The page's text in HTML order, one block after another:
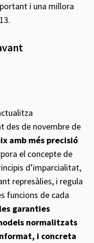
i una millora
des de novembre de
amb més precisió
el concepte de
d’imparcialitat,
represàlies, i regula
funcions de cada
garanties
normalitzats
i concreta